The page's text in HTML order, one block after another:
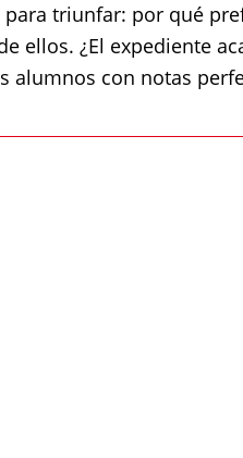
para triunfar: por qué
ellos. ¿El expediente
alumnos con notas